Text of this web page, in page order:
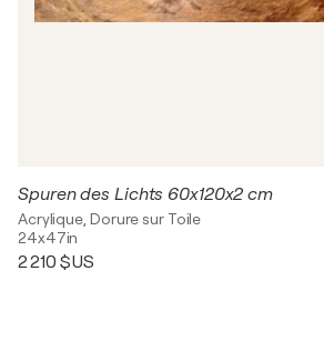
Spuren des Lichts 60x120x2 cm
Acrylique, Dorure sur Toile
24x47in
2 210 $US